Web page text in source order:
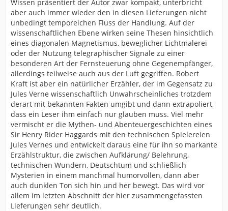
Wissen präsentiert der Autor zwar kompakt, unterbricht
aber auch immer wieder den in diesen Lieferungen nicht
unbedingt temporeichen Fluss der Handlung. Auf der
wissenschaftlichen Ebene wirken seine Thesen hinsichtlich
eines diagonalen Magnetismus, beweglicher Lichtmalerei
oder der Nutzung telegraphischer Signale zu einer
besonderen Art der Fernsteuerung ohne Gegenempfänger,
allerdings teilweise auch aus der Luft gegriffen. Robert
Kraft ist aber ein natürlicher Erzähler, der im Gegensatz zu
Jules Verne wissenschaftlich Unwahrscheinliches trotzdem
derart mit bekannten Fakten umgibt und dann extrapoliert,
dass ein Leser ihm einfach nur glauben muss. Viel mehr
vermischt er die Mythen- und Abenteuergeschichten eines
Sir Henry Rider Haggards mit den technischen Spielereien
Jules Vernes und entwickelt daraus eine für ihn so markante
Erzählstruktur, die zwischen Aufklärung/ Belehrung,
technischen Wundern, Deutschtum und schließlich
Mysterien in einem manchmal humorvollen, dann aber
auch dunklen Ton sich hin und her bewegt. Das wird vor
allem im letzten Abschnitt der hier zusammengefassten
Lieferungen sehr deutlich.